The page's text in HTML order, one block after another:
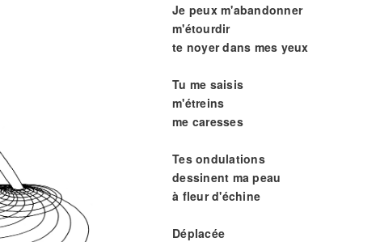
Je peux m'abandonner
m'étourdir
te noyer dans mes yeux
Tu me saisis
m'étreins
me caresses
Tes ondulations
dessinent ma peau
à fleur d'échine
Déplacée